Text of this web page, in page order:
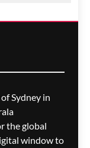
ആശങ്ക
ago
Sydney in
the global
window to